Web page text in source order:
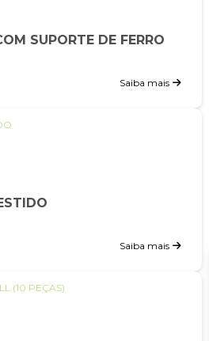
SUPORTE DE FERRO
Saiba mais
Saiba mais